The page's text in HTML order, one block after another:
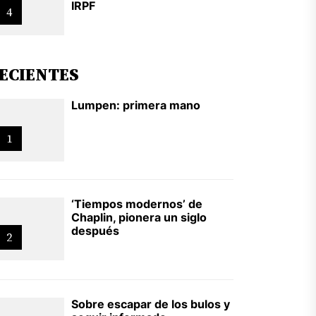
4 IRPF
1
Lumpen: primera mano
2
‘Tiempos modernos’ de
Chaplin, pionera un siglo
después
Sobre escapar de los bulos y